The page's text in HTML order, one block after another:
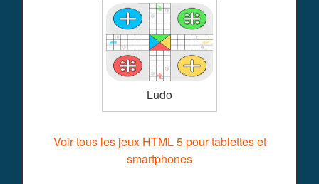
Ludo
Voir tous les jeux HTML 5 pour tablettes et
smartphones